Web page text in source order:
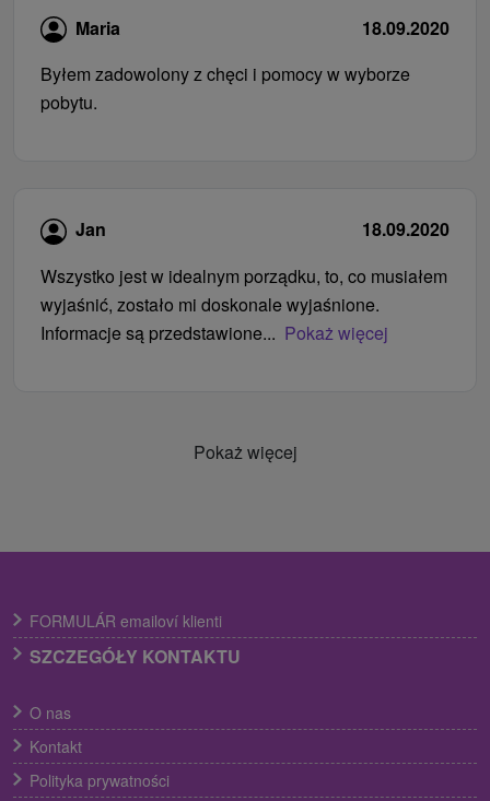
Maria
18.09.2020
Byłem zadowolony z chęci i pomocy w wyborze
pobytu.
Jan
18.09.2020
Wszystko jest w idealnym porządku, to, co musiałem
wyjaśnić, zostało mi doskonale wyjaśnione.
Informacje są przedstawione... Pokaż więcej
Pokaż więcej
FORMULÁR emailoví klienti
SZCZEGÓŁY KONTAKTU
O nas
Kontakt
Polityka prywatności